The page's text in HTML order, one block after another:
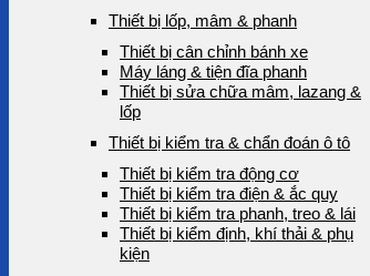
Thiết bị lốp, mâm & phanh
Thiết bị cân chỉnh bánh xe
Máy láng & tiện đĩa phanh
Thiết bị sửa chữa mâm, lazang &
lốp
Thiết bị kiểm tra & chẩn đoán ô tô
Thiết bị kiểm tra động cơ
Thiết bị kiểm tra điện & ắc quy
Thiết bị kiểm tra phanh, treo & lái
Thiết bị kiểm định, khí thải & phụ
kiện